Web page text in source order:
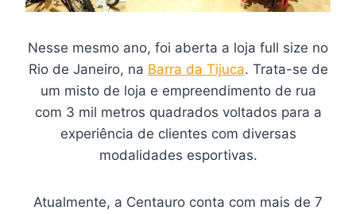
Nesse mesmo ano, foi aberta a loja full size no
Rio de Janeiro, na Barra da Tijuca. Trata-se de
um misto de loja e empreendimento de rua
com 3 mil metros quadrados voltados para a
experiência de clientes com diversas
modalidades esportivas.
Atualmente, a Centauro conta com mais de 7